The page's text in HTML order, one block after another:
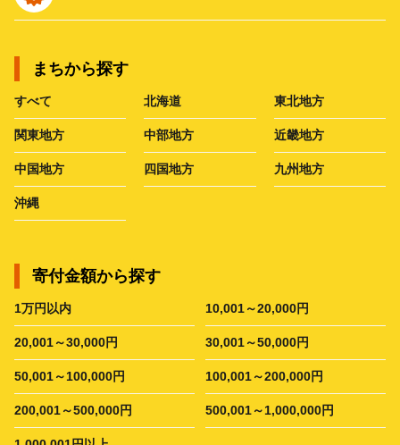
まちから探す
すべて 北海道 東北地方
関東地方 中部地方 近畿地方
中国地方 四国地方 九州地方
沖縄
寄付金額から探す
1万円以内 10,001～20,000円
20,001～30,000円 30,001～50,000円
50,001～100,000円 100,001～200,000円
200,001～500,000円 500,001～1,000,000円